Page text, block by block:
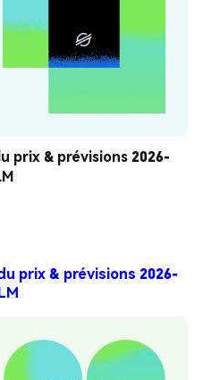
prix & prévisions 2026-
prix & prévisions 2026-